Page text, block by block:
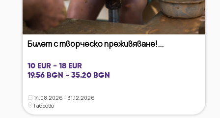
Билет с творческо преживяване!...
10 EUR - 18 EUR
19.56 BGN - 35.20 BGN
14.08.2026 - 31.12.2026
Габрово